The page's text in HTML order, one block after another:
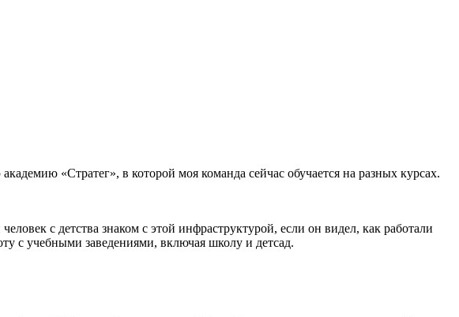
«Стратег», в которой моя коман­да сейчас обучается на разных курсах.
с детства знаком с этой инфраструктурой, если он видел, как работали
с учебными заведениями, включая школу и детсад.